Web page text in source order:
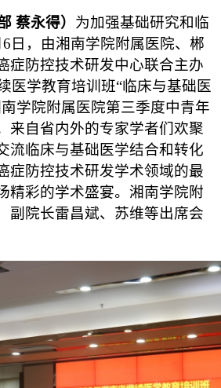
蔡永得） 为加强基础研究和临
日，由湘南学院附属医院、郴
症防控技术研发中心联合主办
医学教育培训班“临床与基础医
学院附属医院第三季度中青年
来自省内外的专家学者们欢聚
流临床与基础医学结合和转化
症防控技术研发学术领域的最
精彩的学术盛宴。湘南学院附
副院长雷昌斌、苏维等出席会